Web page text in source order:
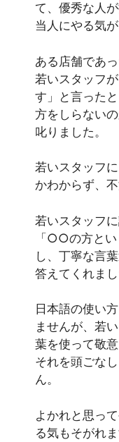
て、優秀な人
当人にやる気
ある店舗であっ
若いスタッフが
す」と言った
方をしらない
叱りました。
若いスタッフ
かわからず、不
若いスタッフ
「○○の方とい
し、丁寧な言
答えてくれまし
日本語の使い
ませんが、若
葉を使って敬
それを頭ごな
ん。
よかれと思っ
る気もそがれ